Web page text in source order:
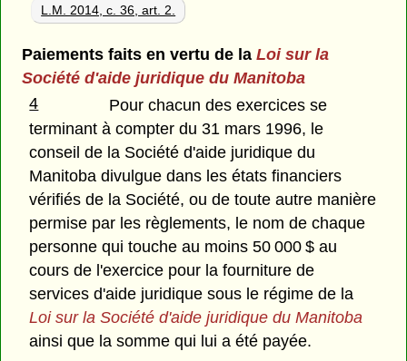
L.M. 2014, c. 36, art. 2.
Paiements faits en vertu de la Loi sur la
Société d'aide juridique du Manitoba
4
Pour chacun des exercices se
terminant à compter du 31 mars 1996, le
conseil de la Société d'aide juridique du
Manitoba divulgue dans les états financiers
vérifiés de la Société, ou de toute autre manière
permise par les règlements, le nom de chaque
personne qui touche au moins 50 000 $ au
cours de l'exercice pour la fourniture de
services d'aide juridique sous le régime de la
Loi sur la Société d'aide juridique du Manitoba
ainsi que la somme qui lui a été payée.